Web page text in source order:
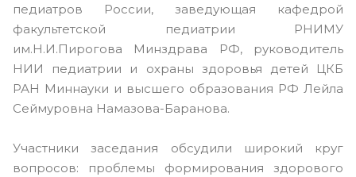
педиатров России, заведующая кафедрой
факультетской педиатрии РНИМУ
им.Н.И.Пирогова Минздрава РФ, руководитель
НИИ педиатрии и охраны здоровья детей ЦКБ
РАН Миннауки и высшего образования РФ Лейла
Сеймуровна Намазова-Баранова.
Участники заседания обсудили широкий круг
вопросов: проблемы формирования здорового